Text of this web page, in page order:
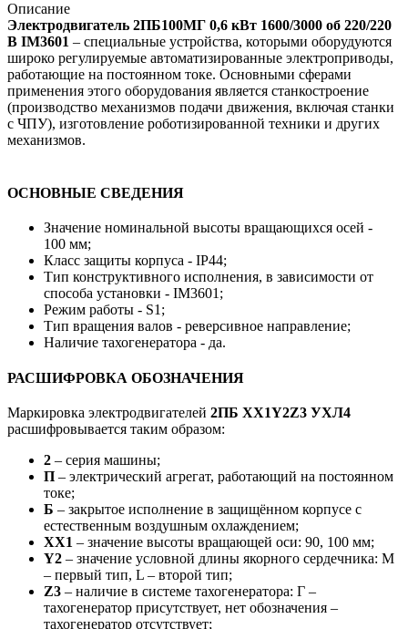
Описание
Электродвигатель 2ПБ100МГ 0,6 кВт 1600/3000 об 220/220
В IM3601 – специальные устройства, которыми оборудуются
широко регулируемые автоматизированные электроприводы,
работающие на постоянном токе. Основными сферами
применения этого оборудования является станкостроение
(производство механизмов подачи движения, включая станки
с ЧПУ), изготовление роботизированной техники и других
механизмов.
ОСНОВНЫЕ СВЕДЕНИЯ
Значение номинальной высоты вращающихся осей -
100 мм;
Класс защиты корпуса - IP44;
Тип конструктивного исполнения, в зависимости от
способа установки - IM3601;
Режим работы - S1;
Тип вращения валов - реверсивное направление;
Наличие тахогенератора - да.
РАСШИФРОВКА ОБОЗНАЧЕНИЯ
Маркировка электродвигателей 2ПБ ХХ1Y2Z3 УХЛ4
расшифровывается таким образом:
2 – серия машины;
П – электрический агрегат, работающий на постоянном
токе;
Б – закрытое исполнение в защищённом корпусе с
естественным воздушным охлаждением;
ХХ1 – значение высоты вращающей оси: 90, 100 мм;
Y2 – значение условной длины якорного сердечника: М
– первый тип, L – второй тип;
Z3 – наличие в системе тахогенератора: Г –
тахогенератор присутствует, нет обозначения –
тахогенератор отсутствует;